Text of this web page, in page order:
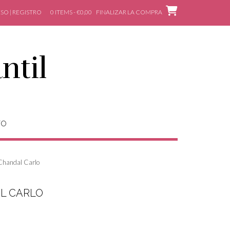
| REGISTRO 0 ITEMS - €0,00 FINALIZAR LA COMPRA
Carlo
CARLO